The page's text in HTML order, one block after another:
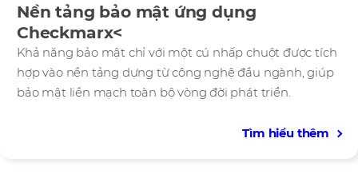
Nền tảng bảo mật ứng dụng
Checkmarx<
Khả năng bảo mật chỉ với một cú nhấp chuột được tích
hợp vào nền tảng dựng từ công nghệ đầu ngành, giúp
bảo mật liền mạch toàn bộ vòng đời phát triển.
Tìm hiểu thêm